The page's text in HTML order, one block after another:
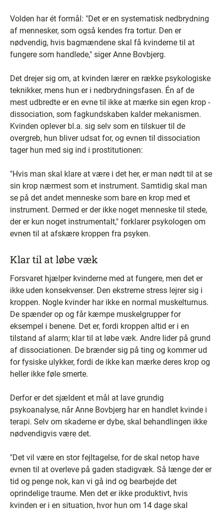
Volden har ét formål: "Det er en systematisk nedbrydning
af mennesker, som også kendes fra tortur. Den er
nødvendig, hvis bagmændene skal få kvinderne til at
fungere som handlede," siger Anne Bovbjerg.
Det drejer sig om, at kvinden lærer en række psykologiske
teknikker, mens hun er i nedbrydningsfasen. Én af de
mest udbredte er en evne til ikke at mærke sin egen krop -
dissociation, som fagkundskaben kalder mekanismen.
Kvinden oplever bl.a. sig selv som en tilskuer til de
overgreb, hun bliver udsat for, og evnen til dissociation
tager hun med sig ind i prostitutionen:
"Hvis man skal klare at være i det her, er man nødt til at se
sin krop nærmest som et instrument. Samtidig skal man
se på det andet menneske som bare en krop med et
instrument. Dermed er der ikke noget menneske til stede,
der er kun noget instrumentalt," forklarer psykologen om
evnen til at afskære kroppen fra psyken.
Klar til at løbe væk
Forsvaret hjælper kvinderne med at fungere, men det er
ikke uden konsekvenser. Den ekstreme stress lejrer sig i
kroppen. Nogle kvinder har ikke en normal muskelturnus.
De spænder op og får kæmpe muskelgrupper for
eksempel i benene. Det er, fordi kroppen altid er i en
tilstand af alarm; klar til at løbe væk. Andre lider på grund
af dissociationen. De brænder sig på ting og kommer ud
for fysiske ulykker, fordi de ikke kan mærke deres krop og
heller ikke føle smerte.
Derfor er det sjældent et mål at lave grundig
psykoanalyse, når Anne Bovbjerg har en handlet kvinde i
terapi. Selv om skaderne er dybe, skal behandlingen ikke
nødvendigvis være det.
"Det vil være en stor fejltagelse, for de skal netop have
evnen til at overleve på gaden stadigvæk. Så længe der er
tid og penge nok, kan vi gå ind og bearbejde det
oprindelige traume. Men det er ikke produktivt, hvis
kvinden er i en situation, hvor hun om 14 dage skal